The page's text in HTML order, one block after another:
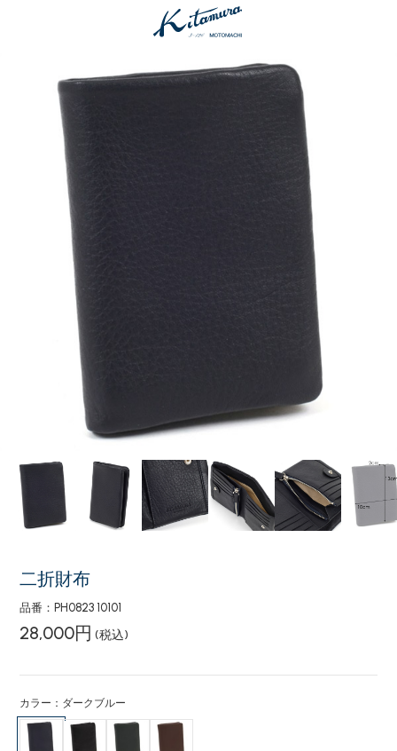
二折財布
品番：PH0823 10101
28,000円 (税込)
カラー：ダークブルー